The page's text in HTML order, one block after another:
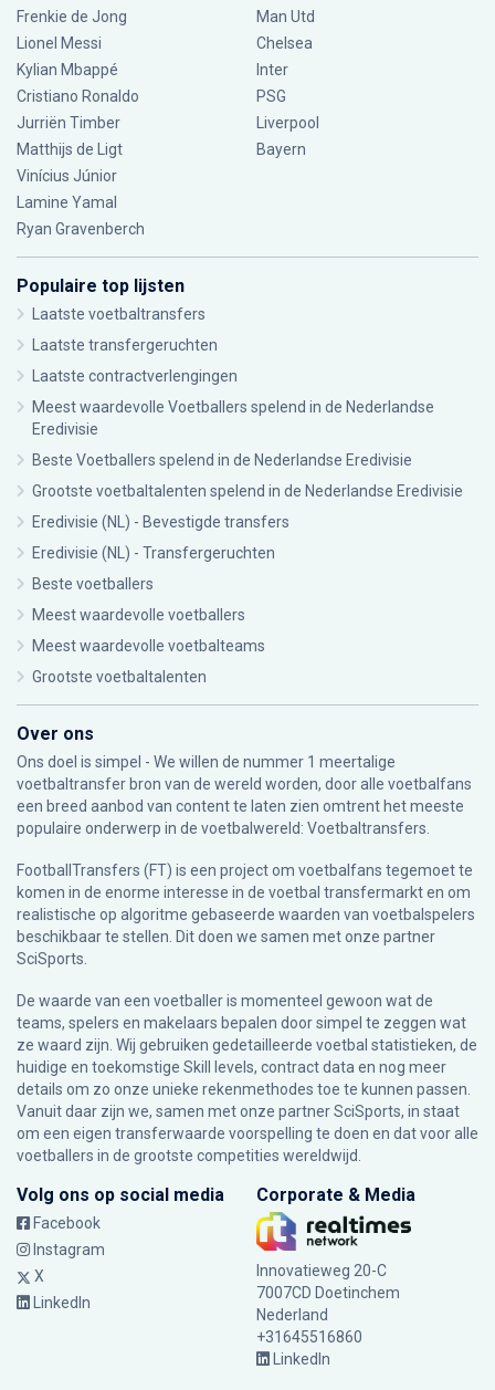
Frenkie de Jong
Lionel Messi
Kylian Mbappé
Cristiano Ronaldo
Jurriën Timber
Matthijs de Ligt
Vinícius Júnior
Lamine Yamal
Ryan Gravenberch
Man Utd
Chelsea
Inter
PSG
Liverpool
Bayern
Populaire top lijsten
Laatste voetbaltransfers
Laatste transfergeruchten
Laatste contractverlengingen
Meest waardevolle Voetballers spelend in de Nederlandse
Eredivisie
Beste Voetballers spelend in de Nederlandse Eredivisie
Grootste voetbaltalenten spelend in de Nederlandse Eredivisie
Eredivisie (NL) - Bevestigde transfers
Eredivisie (NL) - Transfergeruchten
Beste voetballers
Meest waardevolle voetballers
Meest waardevolle voetbalteams
Grootste voetbaltalenten
Over ons
Ons doel is simpel - We willen de nummer 1 meertalige
voetbaltransfer bron van de wereld worden, door alle voetbalfans
een breed aanbod van content te laten zien omtrent het meeste
populaire onderwerp in de voetbalwereld: Voetbaltransfers.
FootballTransfers (FT) is een project om voetbalfans tegemoet te
komen in de enorme interesse in de voetbal transfermarkt en om
realistische op algoritme gebaseerde waarden van voetbalspelers
beschikbaar te stellen. Dit doen we samen met onze partner
SciSports
De waarde van een voetballer is momenteel gewoon wat de
teams, spelers en makelaars bepalen door simpel te zeggen wat
ze waard zijn. Wij gebruiken gedetailleerde voetbal statistieken, de
huidige en toekomstige Skill levels, contract data en nog meer
details om zo onze unieke rekenmethodes toe te kunnen passen.
Vanuit daar zijn we, samen met onze partner SciSports, in staat
om een eigen transferwaarde voorspelling te doen en dat voor alle
voetballers in de grootste competities wereldwijd.
Volg ons op social media
Facebook
Instagram
X
LinkedIn
Corporate & Media
Innovatieweg 20-C
7007CD Doetinchem
Nederland
+31645516860
LinkedIn